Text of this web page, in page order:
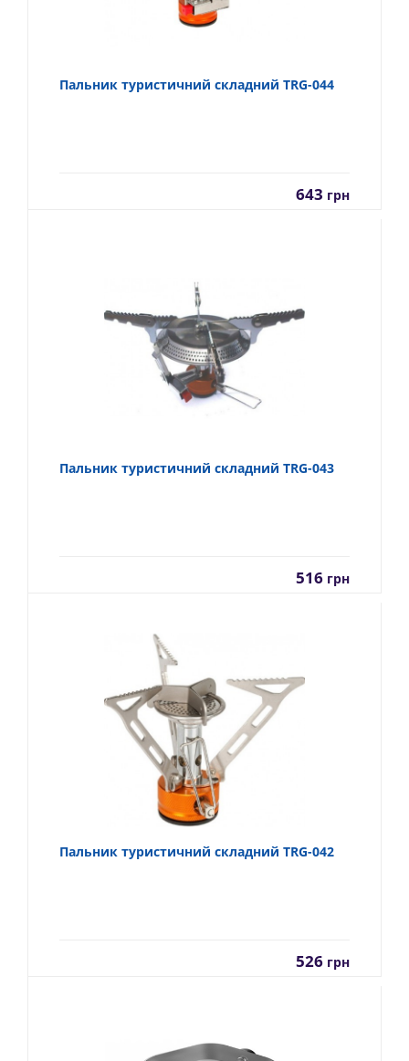
Пальник туристичний складний TRG-044
643 грн
Пальник туристичний складний TRG-043
516 грн
Пальник туристичний складний TRG-042
526 грн